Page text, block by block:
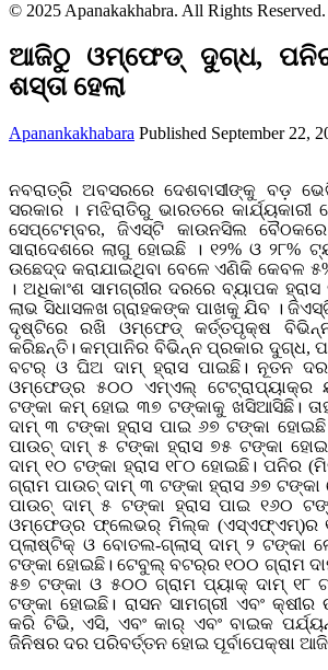
© 2025 Apanakakhabra. All Rights Reserved.
ଆଜିଠୁ ଓମ୍‌ଫେଡ୍‌ ଦୁଗ୍ଧ,
ଶସ୍ତା ହେଲା
Apanankakhabara Published September 22,
ନବରାତ୍ରି ଅବସରରେ ଦେଶବାସୀଙ୍କୁ ବଡ଼
ସରକାର । ମଝିରାତିରୁ ଭାରତରେ
ସେପ୍ଟେମ୍ବର, ଜିଏସ୍‌ଟି କାଉନସିଲ
ସାରାଦେଶରେ ଲାଗୁ ହୋଇଛି । ୧୨% ଓ ୨୮%
ଉଛେଦ୍ଦ କରାଯାଇଥିବା ବେଳେ ଏଣିକି କେବଳ
। ଅଧିକାଂଶ ସାମଗ୍ରୀର ଦରରେ ବ୍ୟାପକ
ଲାଭ ସିଧାସଳଖ ଗ୍ରାହକଙ୍କ ପାଖକୁ ଯିବ ।
ଦୃଷ୍ଟିରେ ରଖି ଓମ୍‌ଫେଡ୍‌ କର୍ତ୍ତପୃକ୍ଷ
କରିଛନ୍ତି। କମ୍ପାନିର ବିଭିନ୍ନ ପ୍ରକାର ଦୁଗ୍ଧ,
‌ବଟର୍‌ ଓ ଘିଅ ଦାମ୍‌ ହ୍ରାସ ପାଇଛି। ନୂତନ ଦର
ଓମ୍‌ଫେଡ୍‌ର ୫୦୦ ଏମ୍ଏଲ୍‌ ଟେଟ୍ରାପ୍ୟାକ୍‌ର
ଟଙ୍କା କମ୍ ହୋଇ ୩୭ ଟଙ୍କାକୁ ଖସିଆସିଛି।
ଦାମ୍ ୩ ଟଙ୍କା ହ୍ରାସ ପାଇ ୬୭ ଟଙ୍କା
ପାଉଚ୍‌ ଦାମ୍‌ ୫ ଟଙ୍କା ହ୍ରାସ ୭୫ ଟଙ୍କା
ଦାମ୍‌ ୧୦ ଟଙ୍କା ହ୍ରାସ ୧୮୦ ହୋଇଛି। ପନିର
ଗ୍ରାମ ପାଉଚ୍‌ ଦାମ୍‌ ୩ ଟଙ୍କା ହ୍ରାସ ୬୭
ପାଉଚ୍‌ ଦାମ୍ ୫ ଟଙ୍କା ହ୍ରାସ ପାଇ ୧୬୦
ଓମ୍‌ଫେଡ୍‌ର ଫ୍ଲେଭର୍‌ ମିଲ୍କ (ଏସ୍‌ଏଫ୍‌ଏମ୍‌)ର
ପ୍ଲାଷ୍ଟିକ୍ ଓ ବୋତଲ-ଗ୍ଲାସ୍‌ ଦାମ୍‌ ୨ ଟଙ୍କା
ଟଙ୍କା ହୋଇଛି। ଟେବୁଲ୍‌ ବଟର୍‌ର ୧୦୦ ଗ୍ରାମ
୫୭ ଟଙ୍କା ଓ ୫୦୦ ଗ୍ରାମ ପ୍ୟାକ୍‌ ଦାମ୍‌ ୧୮
ଟଙ୍କା ହୋଇଛି। ରାସନ ସାମଗ୍ରୀ ଏବଂ
କରି ଟିଭି, ଏସି, ଏବଂ କାର୍ ଏବଂ ବାଇକ
ଜିନିଷର ଦର ପରିବର୍ତ୍ତନ ହୋଇ ପୂର୍ବାପେକ୍ଷା